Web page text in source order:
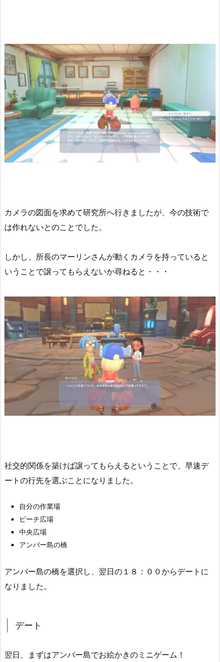
カメラの図面を求めて研究所へ行きましたが、今の技術で
は作れないとのことでした。
しかし、所長のマーリンさんが動くカメラを持っていると
いうことで譲ってもらえないか尋ねると・・・
社交的関係を築けば譲ってもらえるということで、早速デ
ートの行先を選ぶことになりました。
自分の作業場
ピーチ広場
中央広場
アンバー島の橋
アンバー島の橋を選択し、翌日の１８：００からデートに
なりました。
デート
翌日、まずはアンバー島でお絵かきのミニゲーム！